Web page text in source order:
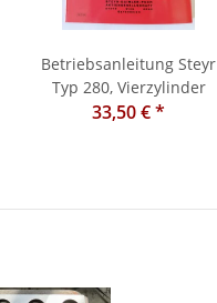
Betriebsanleitung Steyr
Typ 280, Vierzylinder
33,50 €*